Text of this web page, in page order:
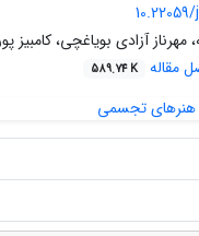
آزادی بویاغچی، کامبیز
مقاله 589.74 K